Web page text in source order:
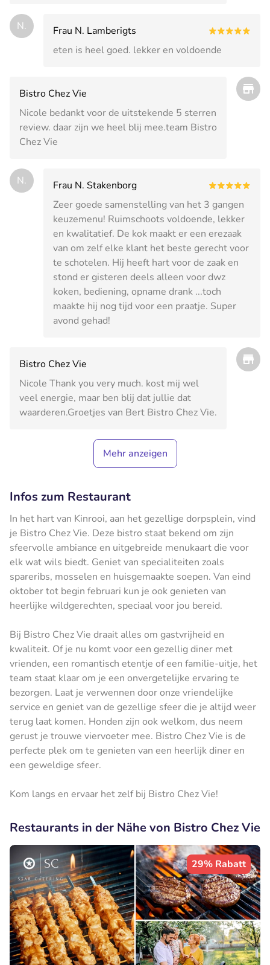
N.
Frau N. Lamberigts
eten is heel goed. lekker en voldoende
Bistro Chez Vie
Nicole bedankt voor de uitstekende 5 sterren
review. daar zijn we heel blij mee.team Bistro
Chez Vie
N.
Frau N. Stakenborg
Zeer goede samenstelling van het 3 gangen
keuzemenu! Ruimschoots voldoende, lekker
en kwalitatief. De kok maakt er een erezaak
van om zelf elke klant het beste gerecht voor
te schotelen. Hij heeft hart voor de zaak en
stond er gisteren deels alleen voor dwz
koken, bediening, opname drank ...toch
maakte hij nog tijd voor een praatje. Super
avond gehad!
Bistro Chez Vie
Nicole Thank you very much. kost mij wel
veel energie, maar ben blij dat jullie dat
waarderen.Groetjes van Bert Bistro Chez Vie.
Mehr anzeigen
Infos zum Restaurant
In het hart van Kinrooi, aan het gezellige dorpsplein, vind
je Bistro Chez Vie. Deze bistro staat bekend om zijn
sfeervolle ambiance en uitgebreide menukaart die voor
elk wat wils biedt. Geniet van specialiteiten zoals
spareribs, mosselen en huisgemaakte soepen. Van eind
oktober tot begin februari kun je ook genieten van
heerlijke wildgerechten, speciaal voor jou bereid.
Bij Bistro Chez Vie draait alles om gastvrijheid en
kwaliteit. Of je nu komt voor een gezellig diner met
vrienden, een romantisch etentje of een familie-uitje, het
team staat klaar om je een onvergetelijke ervaring te
bezorgen. Laat je verwennen door onze vriendelijke
service en geniet van de gezellige sfeer die je altijd weer
terug laat komen. Honden zijn ook welkom, dus neem
gerust je trouwe viervoeter mee. Bistro Chez Vie is de
perfecte plek om te genieten van een heerlijk diner en
een geweldige sfeer.
Kom langs en ervaar het zelf bij Bistro Chez Vie!
Restaurants in der Nähe von Bistro Chez Vie
29% Rabatt